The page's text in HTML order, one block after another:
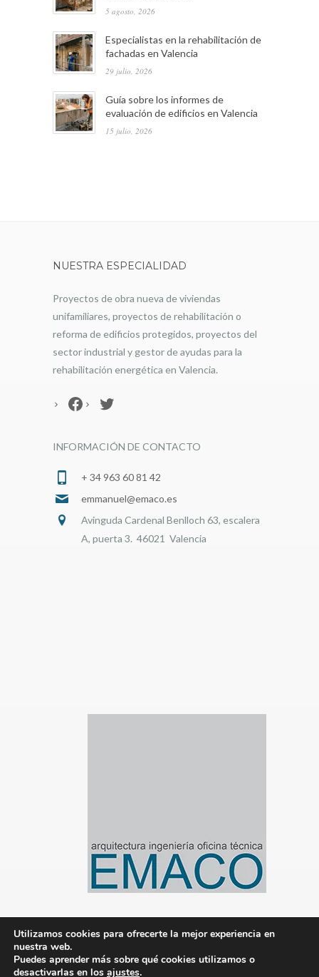
5 agosto, 2026
Especialistas en la rehabilitación de
fachadas en Valencia
29 julio, 2026
Guía sobre los informes de
evaluación de edificios en Valencia
15 julio, 2026
NUESTRA ESPECIALIDAD
Proyectos de obra nueva de viviendas
unifamiliares, proyectos de rehabilitación o
reforma de edificios protegidos, proyectos del
sector industrial y gestor de ayudas para la
rehabilitación energética en Valencia.
Facebook
Twitter
INFORMACIÓN DE CONTACTO
+ 34 963 60 81 42
emmanuel@emaco.es
Avinguda Cardenal Benlloch 63, escalera
A, puerta 3. 46021 Valencia
© 2020-2024 Emaco Gestión de Proyectos S.L.
|Aviso legal|Política de privacidad
Utilizamos cookies para ofrecerte la mejor experiencia en
nuestra web.
Puedes aprender más sobre qué cookies utilizamos o
desactivarlas en los ajustes.